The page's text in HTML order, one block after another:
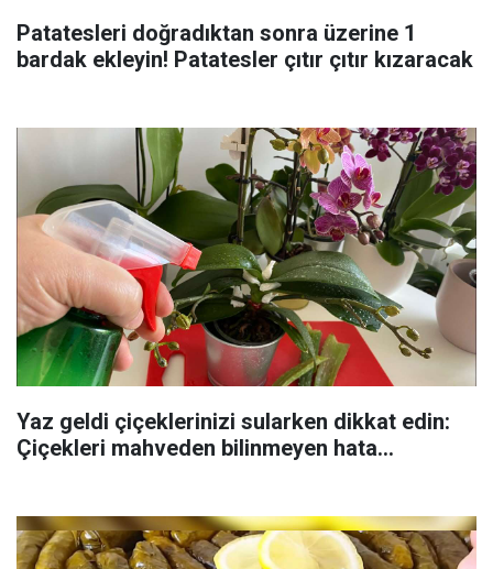
Patatesleri doğradıktan sonra üzerine 1
bardak ekleyin! Patatesler çıtır çıtır kızaracak
Yaz geldi çiçeklerinizi sularken dikkat edin:
Çiçekleri mahveden bilinmeyen hata...